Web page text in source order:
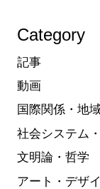
Category
記事
動画
国際関係・地
社会システム
文明論・哲学
アート・デザ